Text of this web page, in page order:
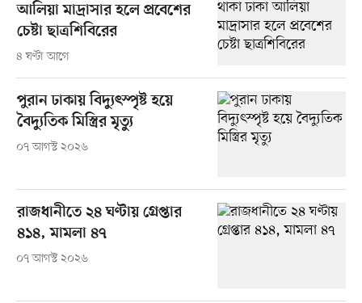
আলিয়া মাদ্রাসার হলে প্রবেশের
চেষ্টা ছাত্রশিবিরের
৪ ঘণ্টা আগে
পুরান ঢাকায় বিদ্যুৎস্পৃষ্ট হয়ে
বৈদ্যুতিক মিস্ত্রির মৃত্যু
০৭ আগস্ট ২০২৬
রাজধানীতে ২৪ ঘণ্টায় গ্রেপ্তার
৪১৪, মামলা ৪৭
০৭ আগস্ট ২০২৬